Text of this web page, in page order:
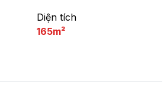
Diện tích
165m²